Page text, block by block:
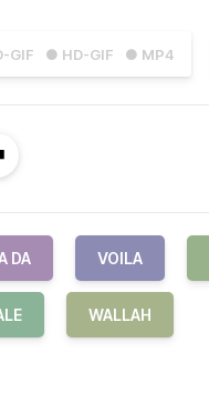
GIF ● HD-GIF ● MP4
DA VOILA
WALLAH